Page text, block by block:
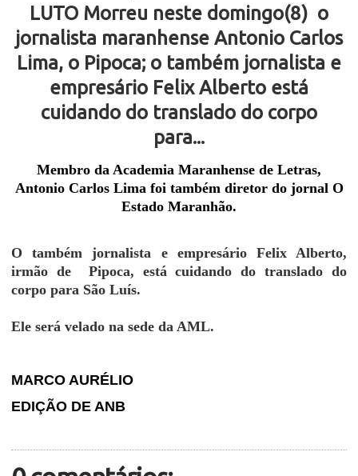
LUTO Morreu neste domingo(8) o
jornalista maranhense Antonio Carlos
Lima, o Pipoca; o também jornalista e
empresário Felix Alberto está
cuidando do translado do corpo
para...
Membro da Academia Maranhense de Letras,
Antonio Carlos Lima foi também diretor do jornal O
Estado Maranhão.
O também jornalista e empresário Felix Alberto,
irmão de Pipoca, está cuidando do translado do
corpo para São Luís.
Ele será velado na sede da AML.
MARCO AURÉLIO
EDIÇÃO DE ANB